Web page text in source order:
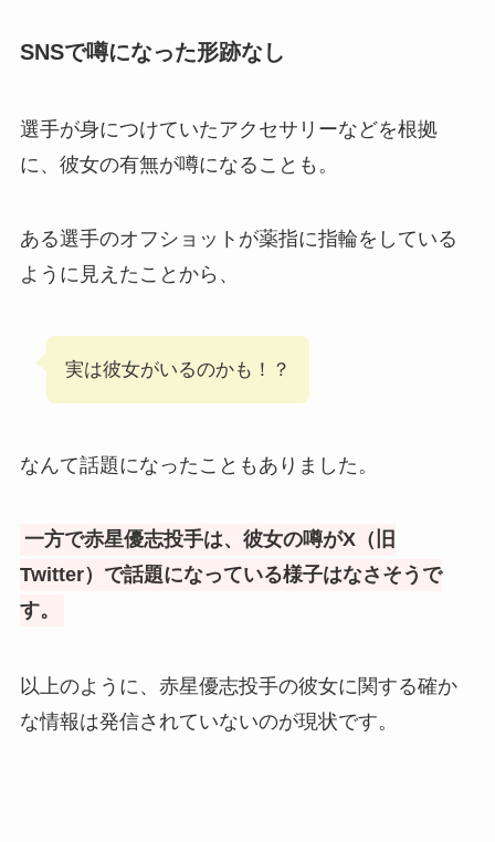
SNSで噂になった形跡なし
選手が身につけていたアクセサリーなどを根拠
に、彼女の有無が噂になることも。
ある選手のオフショットが薬指に指輪をしている
ように見えたことから、
実は彼女がいるのかも！？
なんて話題になったこともありました。
一方で赤星優志投手は、彼女の噂がX（旧
Twitter）で話題になっている様子はなさそうで
す。
以上のように、赤星優志投手の彼女に関する確か
な情報は発信されていないのが現状です。